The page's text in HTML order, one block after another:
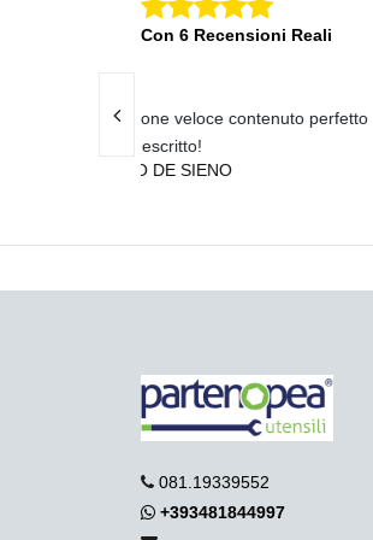
Con 6 Recensioni Reali
Tenda luminosa perfetta e
bellissima..... Spedizione
LEONARDO PAGNUCCI
081.19339552
+393481844997